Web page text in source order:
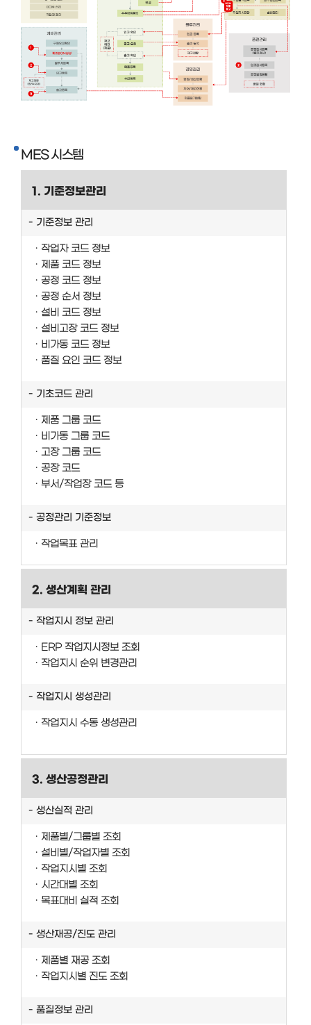
MES 시스템
1. 기준정보관리
기준정보 관리
작업자 코드 정보
제품 코드 정보
공정 코드 정보
공정 순서 정보
설비 코드 정보
설비고장 코드 정보
비가동 코드 정보
품질 요인 코드 정보
기초코드 관리
제품 그룹 코드
비가동 그룹 코드
고장 그룹 코드
공장 코드
부서/작업장 코드 등
공정관리 기준정보
작업목표 관리
2. 생산계획 관리
작업지시 정보 관리
ERP 작업지시정보 조회
작업지시 순위 변경관리
작업지시 생성관리
작업지시 수동 생성관리
3. 생산공정관리
생산실적 관리
제품별/그룹별 조회
설비별/작업자별 조회
작업지시별 조회
시간대별 조회
목표대비 실적 조회
생산재공/진도 관리
제품별 재공 조회
작업지시별 진도 조회
품질정보 관리